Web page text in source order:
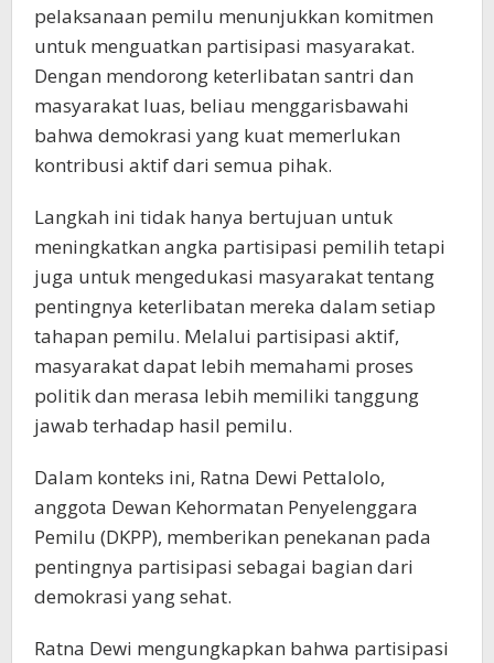
pelaksanaan pemilu menunjukkan komitmen
untuk menguatkan partisipasi masyarakat.
Dengan mendorong keterlibatan santri dan
masyarakat luas, beliau menggarisbawahi
bahwa demokrasi yang kuat memerlukan
kontribusi aktif dari semua pihak.
Langkah ini tidak hanya bertujuan untuk
meningkatkan angka partisipasi pemilih tetapi
juga untuk mengedukasi masyarakat tentang
pentingnya keterlibatan mereka dalam setiap
tahapan pemilu. Melalui partisipasi aktif,
masyarakat dapat lebih memahami proses
politik dan merasa lebih memiliki tanggung
jawab terhadap hasil pemilu.
Dalam konteks ini, Ratna Dewi Pettalolo,
anggota Dewan Kehormatan Penyelenggara
Pemilu (DKPP), memberikan penekanan pada
pentingnya partisipasi sebagai bagian dari
demokrasi yang sehat.
Ratna Dewi mengungkapkan bahwa partisipasi